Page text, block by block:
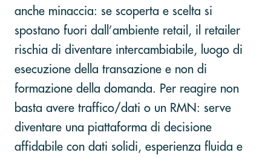
anche minaccia: se scoperta e scelta si
spostano fuori dall’ambiente retail, il retailer
rischia di diventare intercambiabile, luogo di
esecuzione della transazione e non di
formazione della domanda. Per reagire non
basta avere traffico/dati o un RMN: serve
diventare una piattaforma di decisione
affidabile con dati solidi, esperienza fluida e